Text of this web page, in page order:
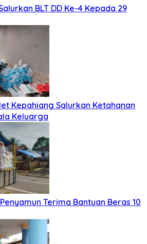
BLT DD Ke-4 Kepada 29
Kepahiang Salurkan Ketahanan
Keluarga
Penyamun Terima Bantuan Beras 10